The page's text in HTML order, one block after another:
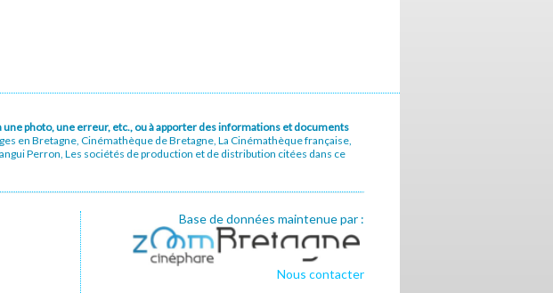
photo, une erreur, etc., ou à apporter des informations et documents
en Bretagne, Cinémathèque de Bretagne, La Cinémathèque française,
Perron, Les sociétés de production et de distribution citées dans ce
Base de données maintenue par :
Nous contacter